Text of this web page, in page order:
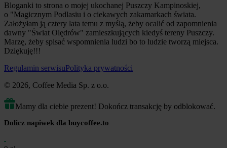
Bloganki to strona o mojej ukochanej Puszczy Kampinoskiej,
o "Magicznym Podlasiu i o ciekawych zakamarkach świata.
Założyłam ją cztery lata temu z myślą, żeby ocalić od zapomnienia
dawny "Świat Olędrów" zamieszkujących kiedyś tereny Puszczy.
Marzę, żeby spisać wspomnienia ludzi bo to ludzie tworzą miejsca.
Dziękuję!!!
Regulamin serwisuPolityka prywatności
© 2026, Coffee Media Sp. z o.o.
Mamy dla ciebie prezent! Dokończ transakcję by odblokować.
Dolicz napiwek dla buycoffee.to